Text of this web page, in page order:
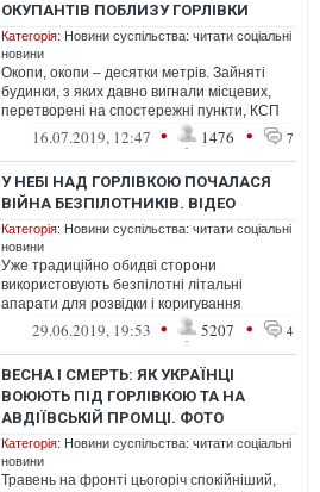
ОКУПАНТІВ ПОБЛИЗУ ГОРЛІВКИ
Категорія: Новини суспільства: читати соціальні
новини
Окопи, окопи – десятки метрів. Зайняті
будинки, з яких давно вигнали місцевих,
перетворені на спостережні пункти, КСП
взводів і невеликі склади боєпри...
16.07.2019, 12:47 • 1476 • 7
У НЕБІ НАД ГОРЛІВКОЮ ПОЧАЛАСЯ
ВІЙНА БЕЗПІЛОТНИКІВ. ВІДЕО
Категорія: Новини суспільства: читати соціальні
новини
Уже традиційно обидві сторони
використовують безпілотні літальні
апарати для розвідки і коригування
артилерійського вогню, набагато рідше
безпосереднь...
29.06.2019, 19:53 • 5207 • 4
ВЕСНА І СМЕРТЬ: ЯК УКРАЇНЦІ
ВОЮЮТЬ ПІД ГОРЛІВКОЮ ТА НА
АВДІЇВСЬКІЙ ПРОМЦІ. ФОТО
Категорія: Новини суспільства: читати соціальні
новини
Травень на фронті цьогоріч спокійніший,